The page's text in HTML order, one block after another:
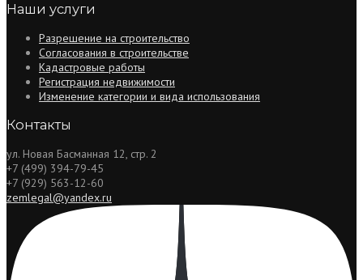
Наши услуги
Разрешение на строительство
Согласования в строительстве
Кадастровые работы
Регистрация недвижимости
Изменение категории и вида использования
Контакты
ул. Новая Басманная 12, стр. 2
+7 (499) 394-79-45
+7 (929) 563-12-60
zemlegal@yandex.ru